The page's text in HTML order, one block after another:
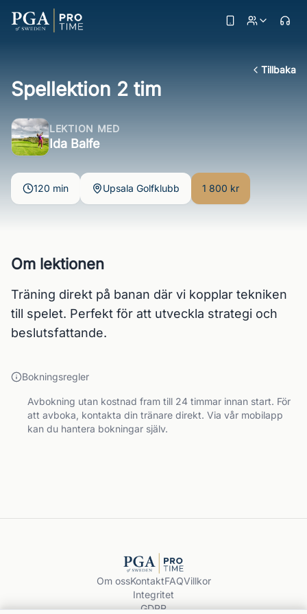
Tillbaka
Spellektion 2 tim
LEKTION MED
Ida Balfe
120 min Upsala Golfklubb 1 800 kr
Om lektionen
Träning direkt på banan där vi kopplar tekniken
till spelet. Perfekt för att utveckla strategi och
beslutsfattande.
Bokningsregler
Avbokning utan kostnad fram till 24 timmar innan start. För
att avboka, kontakta din tränare direkt. Via vår mobilapp
kan du hantera bokningar själv.
Om ossKontaktFAQVillkor
Integritet
GDPR